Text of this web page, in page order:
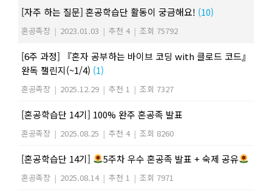
[자주 하는 질문] 혼공학습단 활동이 궁금해요! (10)
혼공족장 | 2023.01.03 | 추천 4 | 조회 75792
[6주 과정] 『혼자 공부하는 바이브 코딩 with 클로드 코드』
완독 챌린지(~1/4) (1)
혼공족장 | 2025.12.29 | 추천 1 | 조회 7327
[혼공학습단 14기] 100% 완주 혼공족 발표
혼공족장 | 2025.08.25 | 추천 4 | 조회 8260
[혼공학습단 14기] 5주차 우수 혼공족 발표 + 숙제 공유
혼공족장 | 2025.08.14 | 추천 1 | 조회 7971